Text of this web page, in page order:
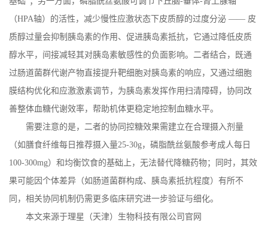
（HPA轴）的活性，减少慢性应激状态下皮质醇的过度分泌 —— 皮
质醇过量会抑制胰岛素的作用、促进胰岛素抵抗，它通过降低皮质
醇水平，间接减轻其对胰岛素敏感性的负面影响。二者结合，既通
过肠道菌群代谢产物直接提升靶细胞对胰岛素的响应，又通过细胞
膜结构优化和应激激素调节，为胰岛素发挥作用扫清障碍，协同改
善整体血糖代谢效率，帮助机体更稳定地控制血糖水平。
需要注意的是，二者的协同控糖效果需建立在合理摄入剂量
（如膳食纤维每日推荐摄入量25-30g，磷脂酰丝氨酸参考成人每日
100-300mg）和均衡饮食的基础上，无法替代降糖药物；同时，其效
果可能因个体差异（如肠道菌群构成、胰岛素抵抗程度）有所不
同，相关协同机制仍需更多临床研究进一步验证与细化。
本文来源于理星（天津）生物科技有限公司官网